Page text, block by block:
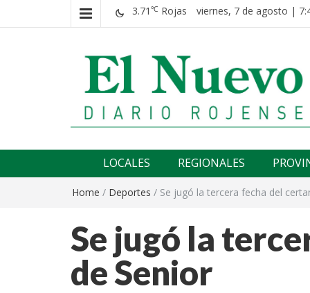
3.71 ℃ Rojas viernes, 7 de agosto |
El nuevo rojense
LOCALES REGIONALES
Home / Deportes / Se jugó la tercera fecha del
Se jugó la
de Senior